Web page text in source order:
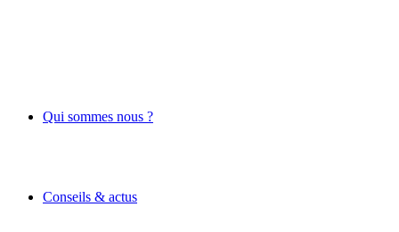
Qui sommes nous ?
Conseils & actus